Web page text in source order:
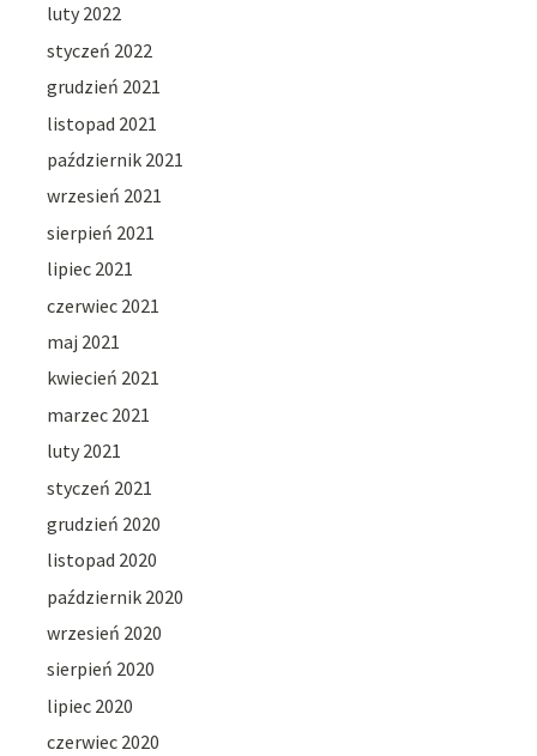
luty 2022
styczeń 2022
grudzień 2021
listopad 2021
październik 2021
wrzesień 2021
sierpień 2021
lipiec 2021
czerwiec 2021
maj 2021
kwiecień 2021
marzec 2021
luty 2021
styczeń 2021
grudzień 2020
listopad 2020
październik 2020
wrzesień 2020
sierpień 2020
lipiec 2020
czerwiec 2020